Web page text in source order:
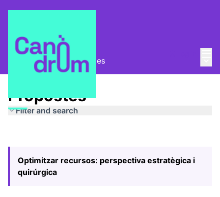
Pla Estratègic Propostes
Propostes
Filter and search
Optimitzar recursos: perspectiva estratègica i
quirúrgica